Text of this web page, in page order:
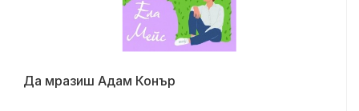
Да мразиш Адам Конър